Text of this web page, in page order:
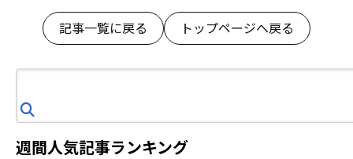
記事一覧に戻る トップページへ戻る
索
週間人気記事ランキング